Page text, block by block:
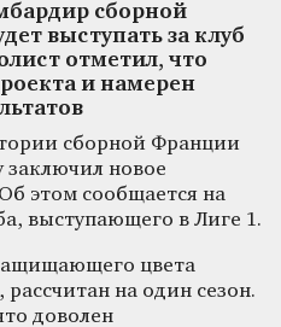
сборной
выступать за клуб
отметил, что
и намерен
сборной Франции
новое
этом сообщается на
выступающего в Лиге 1.
цвета
рассчитан на один сезон.
доволен